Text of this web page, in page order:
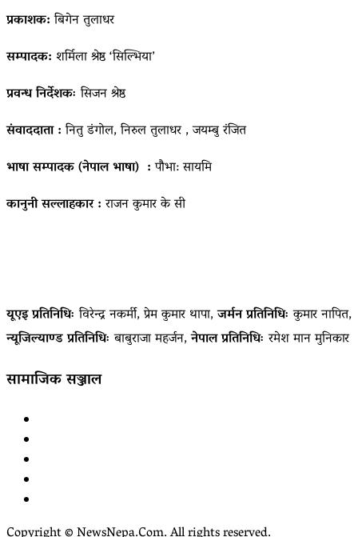
प्रकाशक:बिगेन तुलाधर
सम्पादक: शर्मिला श्रेष्ठ ‘सिल्भिया’
प्रवन्ध निर्देशकःसिजन श्रेष्ठ
संवाददाता :नितु डंगोल, निरुल तुलाधर , जयम्बु रंजित
भाषा सम्पादक (नेपाल भाषा) :पौभा: सायमि
कानुनी सल्लाहकार :राजन कुमार के सी
यूएइ प्रतिनिधिः विरेन्द्र नकर्मी, प्रेम कुमार थापा,जर्मन प्रतिनिधिः कुमार नापित,
न्यूजिल्याण्ड प्रतिनिधिः बाबुराजा महर्जन,नेपाल प्रतिनिधिः रमेश मान मुनिकार
सामाजिक सञ्जाल